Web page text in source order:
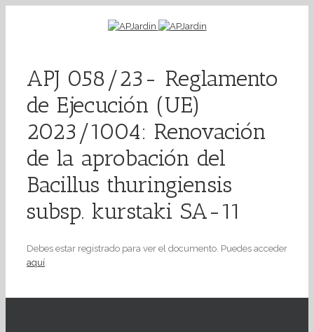
APJ 058/23- Reglamento
de Ejecución (UE)
2023/1004: Renovación
de la aprobación del
Bacillus thuringiensis
subsp. kurstaki SA-11
Debes estar registrado para ver el documento. Puedes acceder
aquí.